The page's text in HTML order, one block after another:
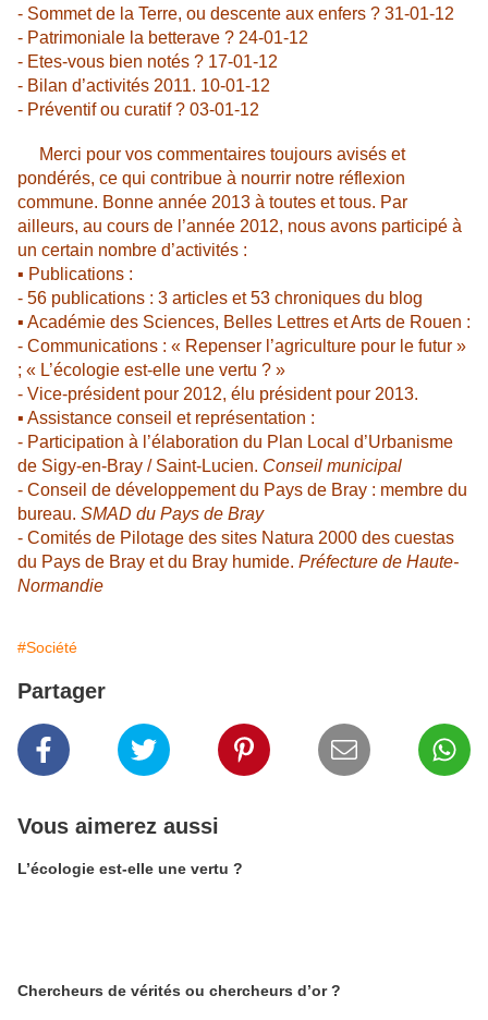
- Sommet de la Terre, ou descente aux enfers ? 31-01-12
- Patrimoniale la betterave ? 24-01-12
- Etes-vous bien notés ? 17-01-12
- Bilan d’activités 2011. 10-01-12
- Préventif ou curatif ? 03-01-12
Merci pour vos commentaires toujours avisés et
pondérés, ce qui contribue à nourrir notre réflexion
commune. Bonne année 2013 à toutes et tous. Par
ailleurs, au cours de l’année 2012, nous avons participé à
un certain nombre d’activités :
▪ Publications :
- 56 publications : 3 articles et 53 chroniques du blog
▪ Académie des Sciences, Belles Lettres et Arts de Rouen :
- Communications : « Repenser l’agriculture pour le futur »
; « L’écologie est-elle une vertu ? »
- Vice-président pour 2012, élu président pour 2013.
▪ Assistance conseil et représentation :
- Participation à l’élaboration du Plan Local d’Urbanisme
de Sigy-en-Bray / Saint-Lucien. Conseil municipal
- Conseil de développement du Pays de Bray : membre du
bureau. SMAD du Pays de Bray
- Comités de Pilotage des sites Natura 2000 des cuestas
du Pays de Bray et du Bray humide. Préfecture de Haute-
Normandie
#Société
Partager
Vous aimerez aussi
L’écologie est-elle une vertu ?
Chercheurs de vérités ou chercheurs d’or ?